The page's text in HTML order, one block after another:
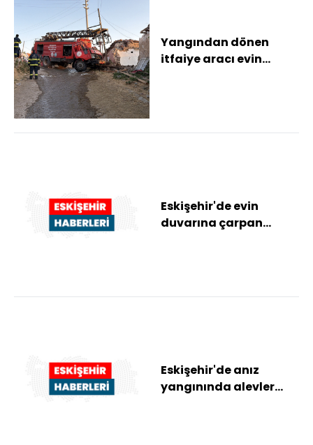
Yangından dönen
itfaiye aracı evin
Eskişehir'de evin
duvarına çarpan
Eskişehir'de anız
yangınında alevler